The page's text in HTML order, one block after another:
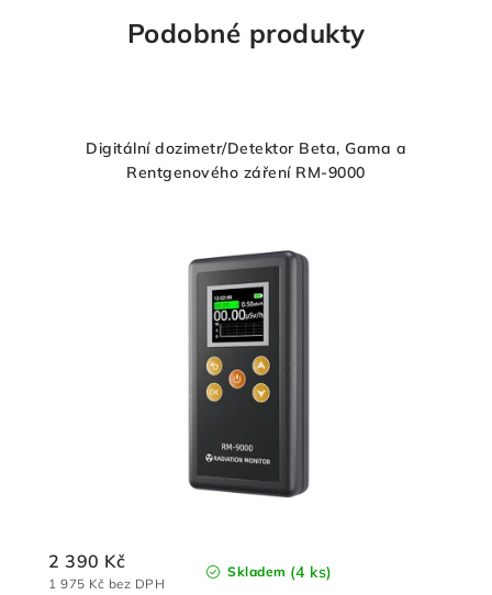
Podobné produkty
Digitální dozimetr/Detektor Beta, Gama a
Rentgenového záření RM-9000
Skladem (4 ks)
1 975 Kč bez DPH
2 390 Kč